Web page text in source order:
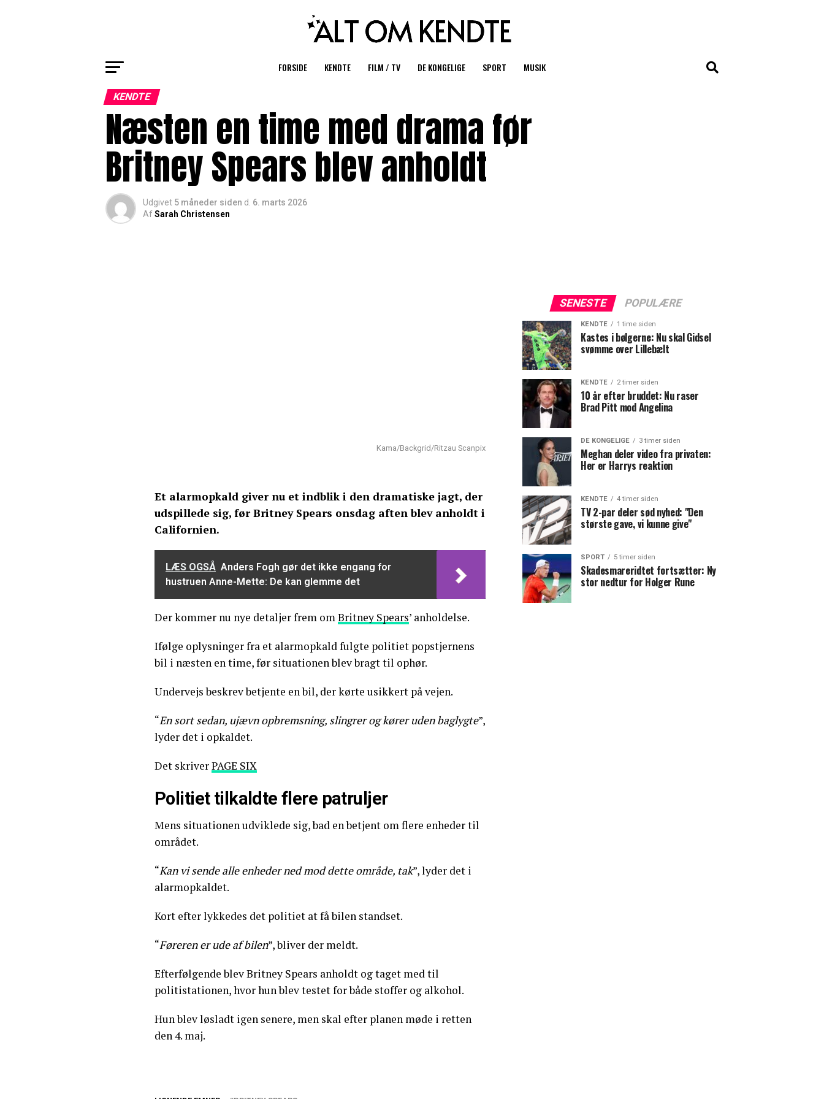
FORSIDE KENDTE FILM / TV DE KONGELIGE SPORT MUSIK
KENDTE
Næsten en time med drama før
Britney Spears blev anholdt
Udgivet 5 måneder siden d. 6. marts 2026
AfSarah Christensen
Kama/Backgrid/Ritzau Scanpix
Et alarmopkald giver nu et indblik i den dramatiske jagt, der
udspillede sig, før Britney Spears onsdag aften blev anholdt i
Californien.
LÆS OGSÅ Anders Fogh gør det ikke engang for
hustruen Anne-Mette: De kan glemme det
Der kommer nu nye detaljer frem omBritney Spears’ anholdelse.
Ifølge oplysninger fra et alarmopkald fulgte politiet popstjernens
bil i næsten en time, før situationen blev bragt til ophør.
Undervejs beskrev betjente en bil, der kørte usikkert på vejen.
“En sort sedan, ujævn opbremsning, slingrer og kører uden baglygte”,
lyder det i opkaldet.
Det skriverPAGE SIX
Politiet tilkaldte flere patruljer
Mens situationen udviklede sig, bad en betjent om flere enheder til
området.
“Kan vi sende alle enheder ned mod dette område, tak”, lyder det i
alarmopkaldet.
Kort efter lykkedes det politiet at få bilen standset.
“Føreren er ude af bilen”, bliver der meldt.
Efterfølgende blev Britney Spears anholdt og taget med til
politistationen, hvor hun blev testet for både stoffer og alkohol.
Hun blev løsladt igen senere, men skal efter planen møde i retten
den 4. maj.
SENESTE POPULÆRE
KENDTE 1 time siden
Kastes i bølgerne: Nu skal Gidsel
svømme over Lillebælt
KENDTE 2 timer siden
10 år efter bruddet: Nu raser
Brad Pitt mod Angelina
DE KONGELIGE 3 timer siden
Meghan deler video fra privaten:
Her er Harrys reaktion
KENDTE 4 timer siden
TV 2-par deler sød nyhed: "Den
største gave, vi kunne give"
SPORT 5 timer siden
Skadesmareridtet fortsætter: Ny
stor nedtur for Holger Rune